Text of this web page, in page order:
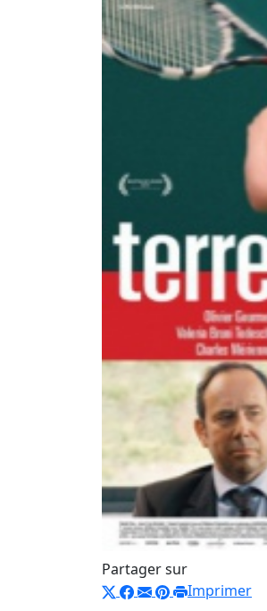
Partager sur
Imprimer